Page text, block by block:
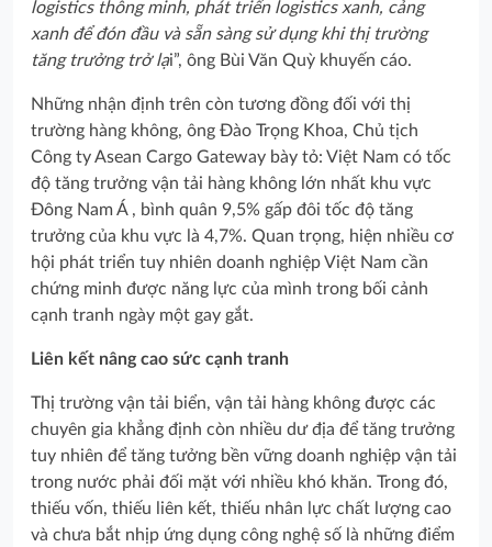
logistics thông minh, phát triển logistics xanh, cảng
xanh để đón đầu và sẵn sàng sử dụng khi thị trường
tăng trưởng trở lại”, ông Bùi Văn Quỳ khuyến cáo.
Những nhận định trên còn tương đồng đối với thị
trường hàng không, ông Đào Trọng Khoa, Chủ tịch
Công ty Asean Cargo Gateway bày tỏ: Việt Nam có tốc
độ tăng trưởng vận tải hàng không lớn nhất khu vực
Đông Nam Á , bình quân 9,5% gấp đôi tốc độ tăng
trưởng của khu vực là 4,7%. Quan trọng, hiện nhiều cơ
hội phát triển tuy nhiên doanh nghiệp Việt Nam cần
chứng minh được năng lực của mình trong bối cảnh
cạnh tranh ngày một gay gắt.
Liên kết nâng cao sức cạnh tranh
Thị trường vận tải biển, vận tải hàng không được các
chuyên gia khẳng định còn nhiều dư địa để tăng trưởng
tuy nhiên để tăng tưởng bền vững doanh nghiệp vận tải
trong nước phải đối mặt với nhiều khó khăn. Trong đó,
thiếu vốn, thiếu liên kết, thiếu nhân lực chất lượng cao
và chưa bắt nhịp ứng dụng công nghệ số là những điểm